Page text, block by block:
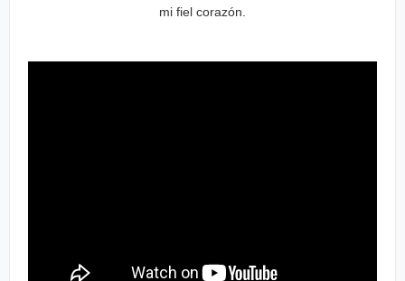
mi fiel corazón.